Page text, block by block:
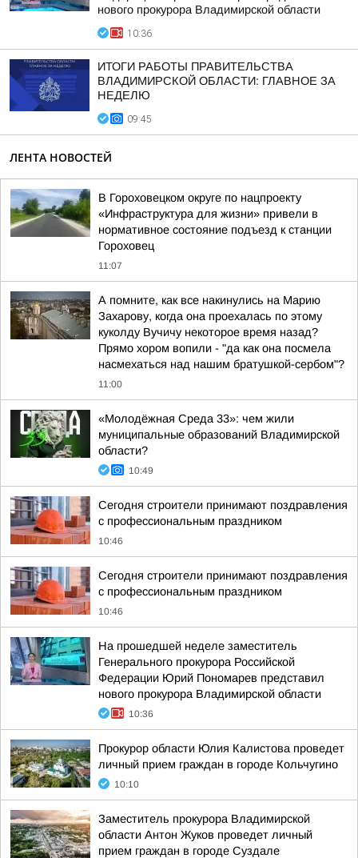
нового прокурора Владимирской области
10:36
ИТОГИ РАБОТЫ ПРАВИТЕЛЬСТВА
ВЛАДИМИРСКОЙ ОБЛАСТИ: ГЛАВНОЕ ЗА
НЕДЕЛЮ
09:45
ЛЕНТА НОВОСТЕЙ
В Гороховецком округе по нацпроекту
«Инфраструктура для жизни» привели в
нормативное состояние подъезд к станции
Гороховец
11:07
А помните, как все накинулись на Марию
Захарову, когда она проехалась по этому
куколду Вучичу некоторое время назад?
Прямо хором вопили - "да как она посмела
насмехаться над нашим братушкой-сербом"?
11:00
«Молодёжная Среда 33»: чем жили
муниципальные образований Владимирской
области?
10:49
Сегодня строители принимают поздравления
с профессиональным праздником
10:46
Сегодня строители принимают поздравления
с профессиональным праздником
10:46
На прошедшей неделе заместитель
Генерального прокурора Российской
Федерации Юрий Пономарев представил
нового прокурора Владимирской области
10:36
Прокурор области Юлия Калистова проведет
личный прием граждан в городе Кольчугино
10:10
Заместитель прокурора Владимирской
области Антон Жуков проведет личный
прием граждан в городе Суздале